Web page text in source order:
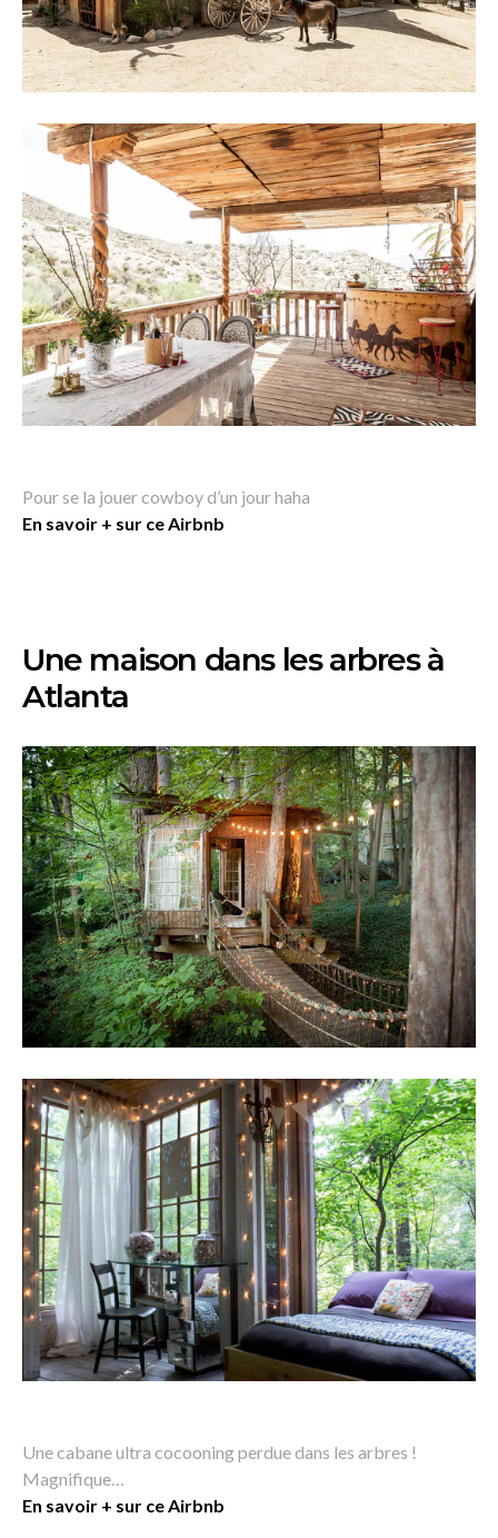
Pour se la jouer cowboy d’un jour haha
En savoir + sur ce Airbnb
Une maison dans les arbres à
Atlanta
Une cabane ultra cocooning perdue dans les arbres !
Magnifique…
En savoir + sur ce Airbnb